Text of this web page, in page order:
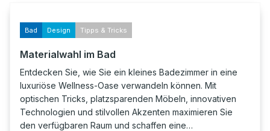
Bad Design Tipps & Tricks
Materialwahl im Bad
Entdecken Sie, wie Sie ein kleines Badezimmer in eine
luxuriöse Wellness-Oase verwandeln können. Mit
optischen Tricks, platzsparenden Möbeln, innovativen
Technologien und stilvollen Akzenten maximieren Sie
den verfügbaren Raum und schaffen eine…